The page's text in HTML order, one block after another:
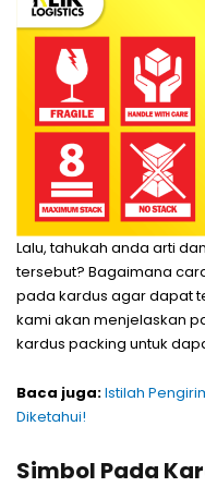
Lalu, tahukah anda arti
tersebut? Bagaimana
pada kardus agar dapat
kami akan menjelaskan
kardus packing untuk
Baca juga:Istilah
Diketahui!
Simbol Pada